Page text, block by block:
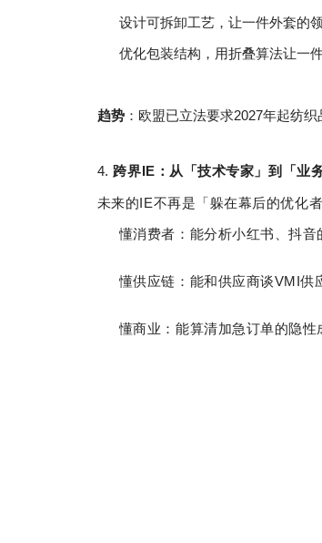
设计可拆卸工艺，让一件外套的
优化包装结构，用折叠算法让一
趋势：欧盟已立法要求2027年起纺
4. 跨界IE：从「技术专家」到「业务
未来的IE不再是「躲在幕后的优化
懂消费者：能分析小红书、抖
懂供应链：能和供应商谈VMI供
懂商业：能算清加急订单的隐性